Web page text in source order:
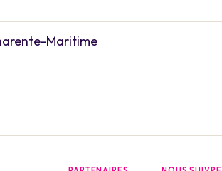
Maritime